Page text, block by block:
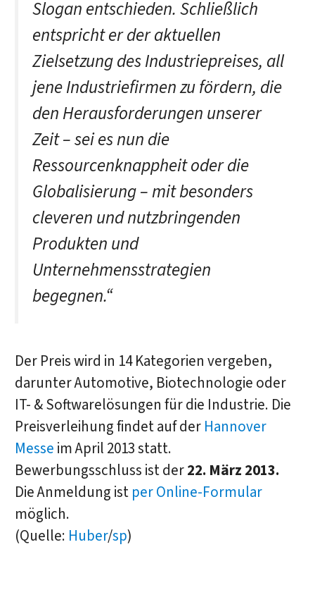
Slogan entschieden. Schließlich
entspricht er der aktuellen
Zielsetzung des Industriepreises, all
jene Industriefirmen zu fördern, die
den Herausforderungen unserer
Zeit – sei es nun die
Ressourcenknappheit oder die
Globalisierung – mit besonders
cleveren und nutzbringenden
Produkten und
Unternehmensstrategien
begegnen.“
Der Preis wird in 14 Kategorien vergeben,
darunter Automotive, Biotechnologie oder
IT- & Softwarelösungen für die Industrie. Die
Preisverleihung findet auf der Hannover
Messe im April 2013 statt.
Bewerbungsschluss ist der22. März 2013.
Die Anmeldung ist per Online-Formular
möglich.
(Quelle: Huber/sp)